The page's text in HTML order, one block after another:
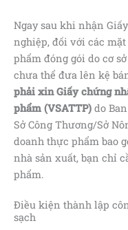
Ngay sau khi nhận
nghiệp, đối với các
phẩm đóng gói do cơ
chưa thể đưa lên kệ
phải xin Giấy chứng
phẩm (VSATTP) do
Sở Công Thương/Sở
doanh thực phẩm bao
nhà sản xuất, bạn chỉ
phẩm.
Điều kiện thành lập
sạch